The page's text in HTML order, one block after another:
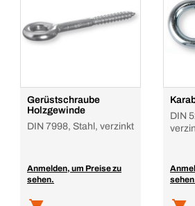
Gerüstschraube
Holzgewinde
DIN 7998, Stahl, verzinkt
Anmelden, um Preise zu
sehen.
DIN